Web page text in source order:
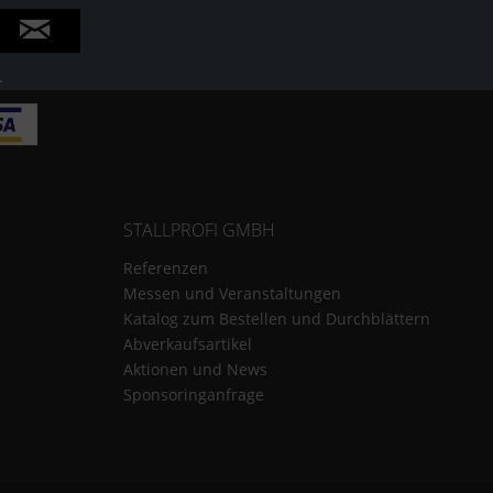
STALLPROFI GMBH
Referenzen
Messen und Veranstaltungen
Katalog zum Bestellen und Durchblättern
Abverkaufsartikel
Aktionen und News
Sponsoringanfrage